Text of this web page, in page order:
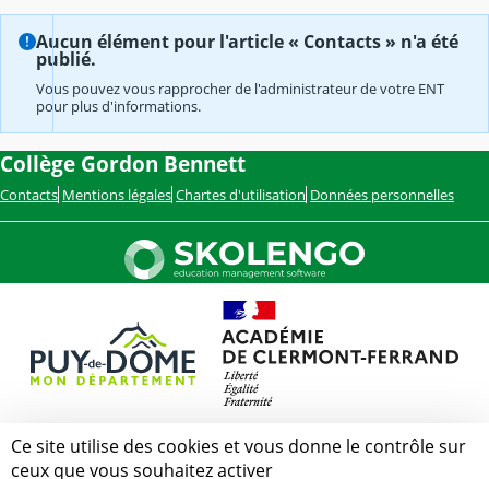
Aucun élément pour l'article « Contacts » n'a été
publié.
Vous pouvez vous rapprocher de l'administrateur de votre ENT
pour plus d'informations.
Collège Gordon Bennett
Contacts Mentions légales Chartes d'utilisation Données personnelles
Ce site utilise des cookies et vous donne le contrôle sur
ceux que vous souhaitez activer